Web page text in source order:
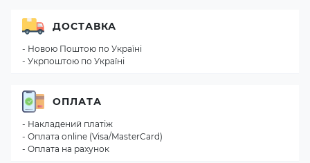
ДОСТАВКА
- Новою Поштою по Україні
- Укрпоштою по Україні
ОПЛАТА
- Накладений платіж
- Оплата online (Visa/MasterCard)
- Оплата на рахунок